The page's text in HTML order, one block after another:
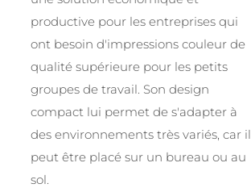
productive pour les entreprises qui
ont besoin d'impressions couleur de
qualité supérieure pour les petits
groupes de travail. Son design
compact lui permet de s'adapter à
des environnements très variés, car il
peut être placé sur un bureau ou au
sol.